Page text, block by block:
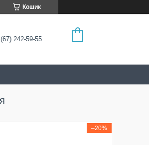
Кошик
242-59-55
–20%